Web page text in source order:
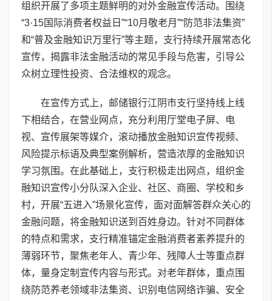
组织开展了多项主题鲜明的对外金融宣传活动。围绕
“3·15国际消费者权益日”“10月敬老月”“防范非法集资”
和“普及金融知识万里行”等主题，支行持续开展常态化
宣传，揭露非法金融活动的常见手段与危害，引导公
众树立理性投资、合法维权的观念。
在宣传方式上，邮储银行江阴市支行坚持线上线
下相结合，在营业网点，充分利用厅堂电子屏、电
视、宣传展架等媒介，滚动播放金融知识宣传视频、
风险提示标语及典型案例解析，营造浓厚的金融知识
学习氛围。在此基础上，支行积极走出网点，组织金
融知识宣传小分队深入企业、社区、商圈、学校和乡
村，开展“五进入”场景化宣传，面对面解答群众关心的
金融问题，将金融知识送到百姓身边。针对不同群体
的特点和需求，支行精准锚定金融消费者素养提升的
薄弱环节，聚焦老年人、青少年、残障人士等重点群
体，量身定制宣传内容与形式。对老年群体，重点围
绕防范养老领域非法集资、识别电信网络诈骗、安全